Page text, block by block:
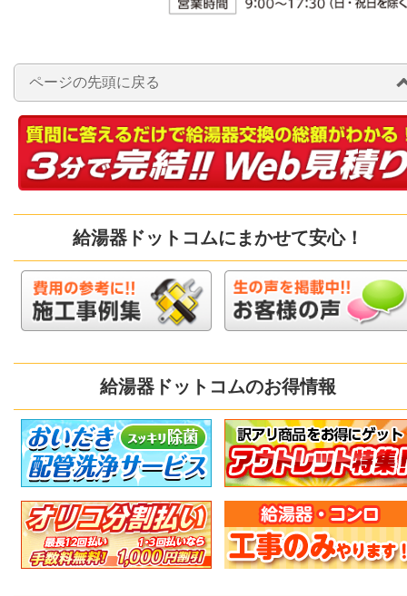
ページの先頭に戻る
給湯器ドットコムにまかせて安心！
給湯器ドットコムのお得情報